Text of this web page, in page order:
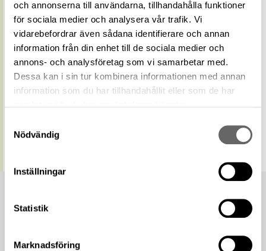
och annonserna till användarna, tillhandahålla funktioner
för sociala medier och analysera vår trafik. Vi
vidarebefordrar även sådana identifierare och annan
information från din enhet till de sociala medier och
annons- och analysföretag som vi samarbetar med.
Dessa kan i sin tur kombinera informationen med annan
information som du har tillhandahållit eller som de har
Nödvändig
Inställningar
Statistik
Marknadsföring
Relaterade
föremål
Visa 29 relaterade föremål
URI
https://samlingar.shm.se/geo/699AB95C-
89C7-4B65-9DD6-A0FE6A603794
Kopiera URI